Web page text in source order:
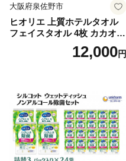
大阪府泉佐野市
ヒオリエ 上質ホテルタオル
フェイスタオル 4枚 カカオ
【タオル 泉州タオル 吸水 普
段使い 無地 シンプル 日用品
12,000円